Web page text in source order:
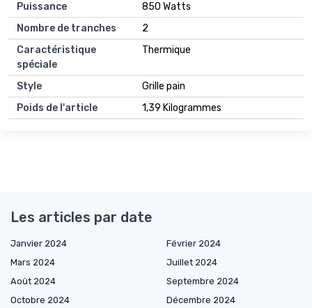
Puissance
850 Watts
Nombre de tranches
2
Caractéristique
spéciale
Thermique
Style
Grille pain
Poids de l'article
1,39 Kilogrammes
Les articles par date
Janvier 2024
Février 2024
Mars 2024
Juillet 2024
Août 2024
Septembre 2024
Octobre 2024
Décembre 2024